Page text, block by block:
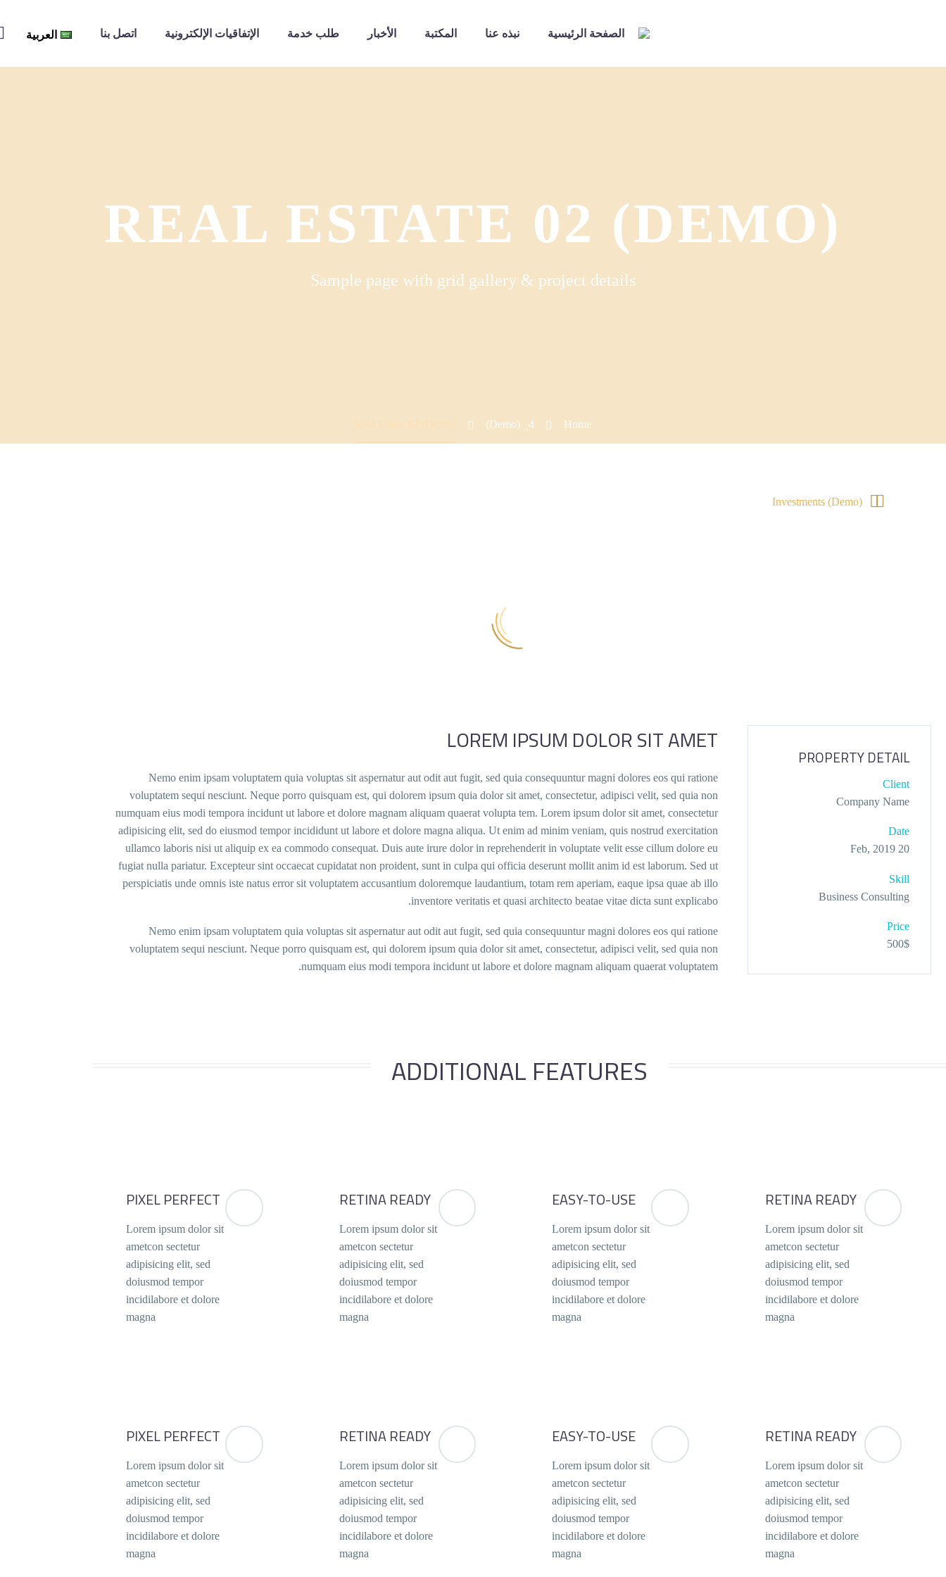
الصفحة الرئيسية نبذه عنا المكتبة الأخبار طلب خدمة الإتفاقيات الإلكترونية اتصل بنا العربية
REAL ESTATE 02 (DEMO)
Sample page with grid gallery & project details
Home
4_ (Demo)

Investments (Demo)
PROPERTY DETAIL
Client
Company Name
Date
20 Feb, 2019
Skill
Business Consulting
Price
500$
LOREM IPSUM DOLOR SIT AMET
Nemo enim ipsam voluptatem quia voluptas sit aspernatur aut odit aut fugit, sed quia consequuntur magni dolores eos qui ratione
voluptatem sequi nesciunt. Neque porro quisquam est, qui dolorem ipsum quia dolor sit amet, consectetur, adipisci velit, sed quia non
numquam eius modi tempora incidunt ut labore et dolore magnam aliquam quaerat volupta tem. Lorem ipsum dolor sit amet, consectetur
adipisicing elit, sed do eiusmod tempor incididunt ut labore et dolore magna aliqua. Ut enim ad minim veniam, quis nostrud exercitation
ullamco laboris nisi ut aliquip ex ea commodo consequat. Duis aute irure dolor in reprehenderit in voluptate velit esse cillum dolore eu
fugiat nulla pariatur. Excepteur sint occaecat cupidatat non proident, sunt in culpa qui officia deserunt mollit anim id est laborum. Sed ut
perspiciatis unde omnis iste natus error sit voluptatem accusantium doloremque laudantium, totam rem aperiam, eaque ipsa quae ab illo
inventore veritatis et quasi architecto beatae vitae dicta sunt explicabo.
Nemo enim ipsam voluptatem quia voluptas sit aspernatur aut odit aut fugit, sed quia consequuntur magni dolores eos qui ratione
voluptatem sequi nesciunt. Neque porro quisquam est, qui dolorem ipsum quia dolor sit amet, consectetur, adipisci velit, sed quia non
numquam eius modi tempora incidunt ut labore et dolore magnam aliquam quaerat voluptatem.
ADDITIONAL FEATURES
RETINA READY
Lorem ipsum dolor sit
ametcon sectetur
adipisicing elit, sed
doiusmod tempor
incidilabore et dolore
magna
EASY-TO-USE
Lorem ipsum dolor sit
ametcon sectetur
adipisicing elit, sed
doiusmod tempor
incidilabore et dolore
magna
RETINA READY
Lorem ipsum dolor sit
ametcon sectetur
adipisicing elit, sed
doiusmod tempor
incidilabore et dolore
magna
PIXEL PERFECT
Lorem ipsum dolor sit
ametcon sectetur
adipisicing elit, sed
doiusmod tempor
incidilabore et dolore
magna
RETINA READY
Lorem ipsum dolor sit
ametcon sectetur
adipisicing elit, sed
doiusmod tempor
incidilabore et dolore
magna
EASY-TO-USE
Lorem ipsum dolor sit
ametcon sectetur
adipisicing elit, sed
doiusmod tempor
incidilabore et dolore
magna
RETINA READY
Lorem ipsum dolor sit
ametcon sectetur
adipisicing elit, sed
doiusmod tempor
incidilabore et dolore
magna
PIXEL PERFECT
Lorem ipsum dolor sit
ametcon sectetur
adipisicing elit, sed
doiusmod tempor
incidilabore et dolore
magna